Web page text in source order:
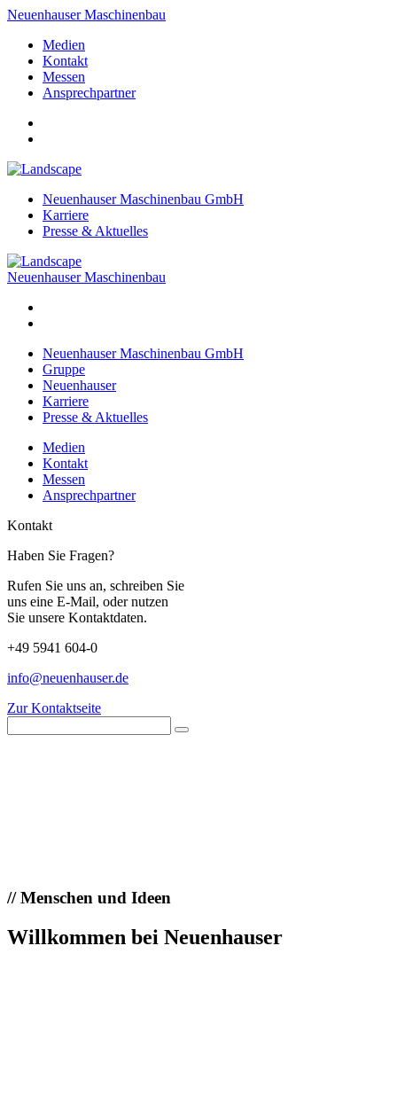
Neuenhauser Maschinenbau
Medien
Kontakt
Messen
Ansprechpartner
Neuenhauser Maschinenbau GmbH
Karriere
Presse & Aktuelles
Neuenhauser Maschinenbau
Neuenhauser Maschinenbau GmbH
Gruppe
Neuenhauser
Karriere
Presse & Aktuelles
Medien
Kontakt
Messen
Ansprechpartner
Kontakt
Haben Sie Fragen?
Rufen Sie uns an, schreiben Sie
uns eine E-Mail, oder nutzen
Sie unsere Kontaktdaten.
+49 5941 604-0
info@neuenhauser.de
Zur Kontaktseite
//Menschen und Ideen
Willkommen bei Neuenhauser